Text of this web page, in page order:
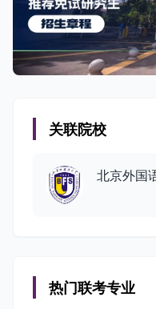
关联院校
北京外国
热门联考专业